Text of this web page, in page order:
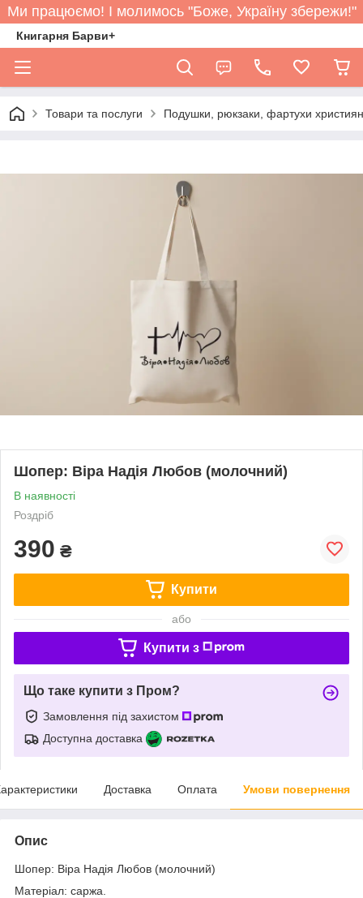
Ми працюємо! І молимось "Боже, Україну збережи!"
Книгарня Барви+
Товари та послуги Подушки, рюкзаки, фартухи
Шопер: Віра Надія Любов (молочний)
В наявності
Роздріб
390 ₴
Купити
або
Купити з
Що таке купити з Пром?
Замовлення під захистом
Доступна доставка
Доставка Оплата Умови повернення
Опис
Шопер: Віра Надія Любов (молочний)
Матеріал: саржа.